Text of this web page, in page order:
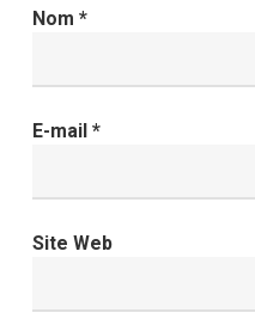
Nom *
E-mail *
Site Web